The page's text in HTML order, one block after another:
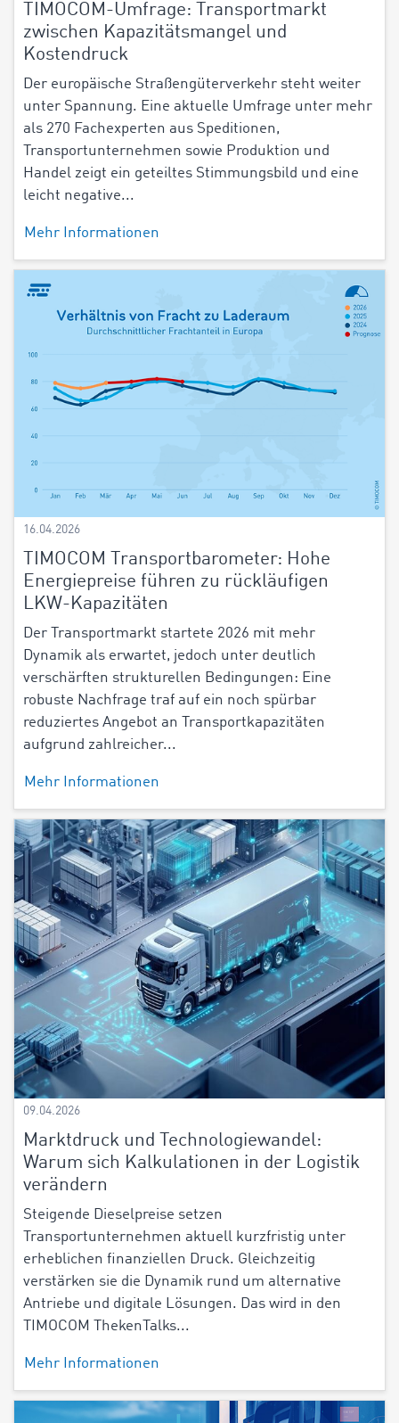
TIMOCOM-Umfrage: Transportmarkt
zwischen Kapazitätsmangel und
Kostendruck
Der europäische Straßengüterverkehr steht weiter
unter Spannung. Eine aktuelle Umfrage unter mehr
als 270 Fachexperten aus Speditionen,
Transportunternehmen sowie Produktion und
Handel zeigt ein geteiltes Stimmungsbild und eine
leicht negative...
Mehr Informationen
16.04.2026
TIMOCOM Transportbarometer: Hohe
Energiepreise führen zu rückläufigen
LKW-Kapazitäten
Der Transportmarkt startete 2026 mit mehr
Dynamik als erwartet, jedoch unter deutlich
verschärften strukturellen Bedingungen: Eine
robuste Nachfrage traf auf ein noch spürbar
reduziertes Angebot an Transportkapazitäten
aufgrund zahlreicher...
Mehr Informationen
09.04.2026
Marktdruck und Technologiewandel:
Warum sich Kalkulationen in der Logistik
verändern
Steigende Dieselpreise setzen
Transportunternehmen aktuell kurzfristig unter
erheblichen finanziellen Druck. Gleichzeitig
verstärken sie die Dynamik rund um alternative
Antriebe und digitale Lösungen. Das wird in den
TIMOCOM ThekenTalks...
Mehr Informationen